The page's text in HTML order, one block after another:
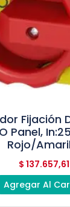
Fijación
Panel,
Rojo/
$ 137.657,61
Agregar Al